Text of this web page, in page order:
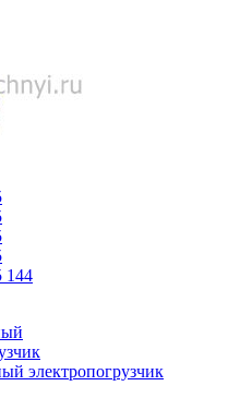
144
электропогрузчик